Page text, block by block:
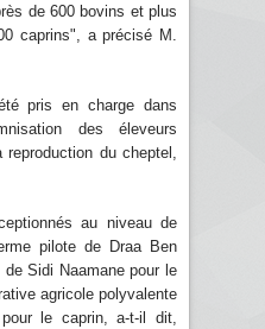
de 600 bovins et plus
caprins", a précisé M.
pris en charge dans
des éleveurs
du cheptel,
au niveau de
pilote de Draa Ben
Sidi Naamane pour le
agricole polyvalente
le caprin, a-t-il dit,